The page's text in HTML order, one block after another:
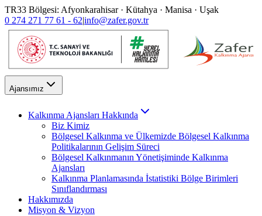
TR33 Bölgesi: Afyonkarahisar · Kütahya · Manisa · Uşak
0 274 271 77 61 - 62|info@zafer.gov.tr
Ajansımız
Kalkınma Ajansları Hakkında
Biz Kimiz
Bölgesel Kalkınma ve Ülkemizde Bölgesel Kalkınma
Politikalarının Gelişim Süreci
Bölgesel Kalkınmanın Yönetişiminde Kalkınma
Ajansları
Kalkınma Planlamasında İstatistiki Bölge Birimleri
Sınıflandırması
Hakkımızda
Misyon & Vizyon